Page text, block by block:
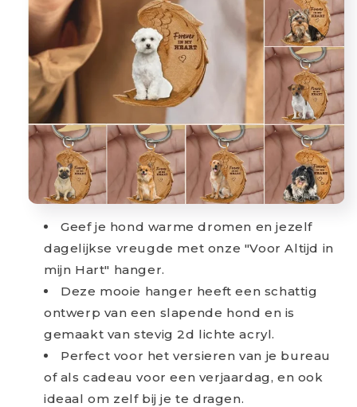
Geef je hond warme dromen en jezelf
dagelijkse vreugde met onze "Voor Altijd in
mijn Hart" hanger.
Deze mooie hanger heeft een schattig
ontwerp van een slapende hond en is
gemaakt van stevig 2d lichte acryl.
Perfect voor het versieren van je bureau
of als cadeau voor een verjaardag, en ook
ideaal om zelf bij je te dragen.